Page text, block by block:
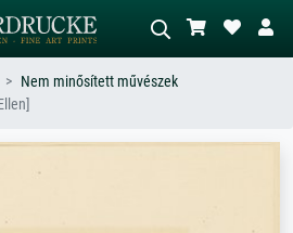
Nem minősített művészek